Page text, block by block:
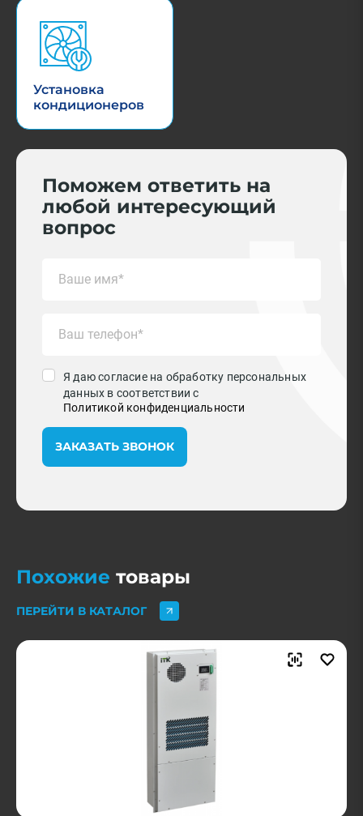
Установка
кондиционеров
Поможем ответить на
любой интересующий
вопрос
Я даю согласие на обработку персональных
данных в соответствии с
Политикой конфиденциальности
ЗАКАЗАТЬ ЗВОНОК
Похожие товары
ПЕРЕЙТИ В КАТАЛОГ